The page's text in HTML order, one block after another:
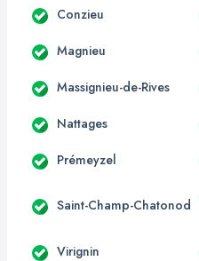
Conzieu
Magnieu
Massignieu-de-Rives
Nattages
Prémeyzel
Saint-Champ-Chatonod
Virignin